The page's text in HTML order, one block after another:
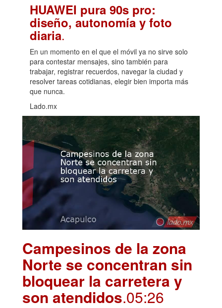
HUAWEI pura 90s pro:
diseño, autonomía y foto
diaria.
En un momento en el que el móvil ya no sirve solo
para contestar mensajes, sino también para
trabajar, registrar recuerdos, navegar la ciudad y
resolver tareas cotidianas, elegir bien importa más
que nunca.
Lado.mx
Campesinos de la zona
Norte se concentran sin
bloquear la carretera y
son atendidos.05:26